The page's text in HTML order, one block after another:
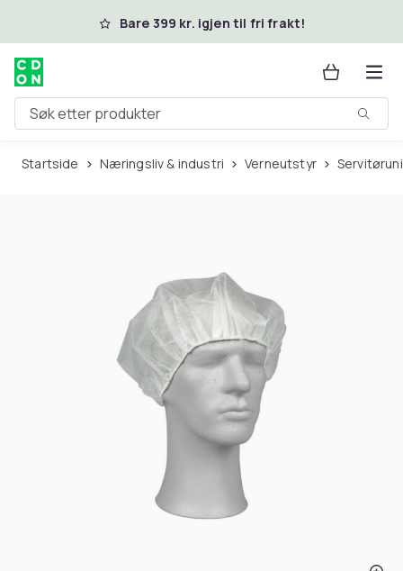
Hopp til hovedinnholdBare 399 kr. igjen til fri frakt!
Søk etter produkter
Startside Næringsliv & industri Verneutstyr